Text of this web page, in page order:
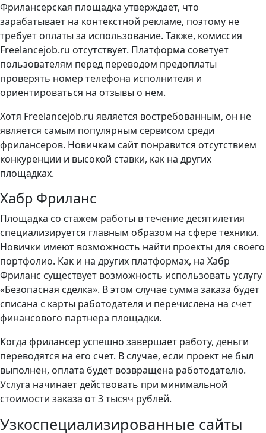
Фрилансерская площадка утверждает, что
зарабатывает на контекстной рекламе, поэтому не
требует оплаты за использование. Также, комиссия
Freelancejob.ru отсутствует. Платформа советует
пользователям перед переводом предоплаты
проверять номер телефона исполнителя и
ориентироваться на отзывы о нем.
Хотя Freelancejob.ru является востребованным, он не
является самым популярным сервисом среди
фрилансеров. Новичкам сайт понравится отсутствием
конкуренции и высокой ставки, как на других
площадках.
Хабр Фриланс
Площадка со стажем работы в течение десятилетия
специализируется главным образом на сфере техники.
Новички имеют возможность найти проекты для своего
портфолио. Как и на других платформах, на Хабр
Фриланс существует возможность использовать услугу
«Безопасная сделка». В этом случае сумма заказа будет
списана с карты работодателя и перечислена на счет
финансового партнера площадки.
Когда фрилансер успешно завершает работу, деньги
переводятся на его счет. В случае, если проект не был
выполнен, оплата будет возвращена работодателю.
Услуга начинает действовать при минимальной
стоимости заказа от 3 тысяч рублей.
Узкоспециализированные сайты